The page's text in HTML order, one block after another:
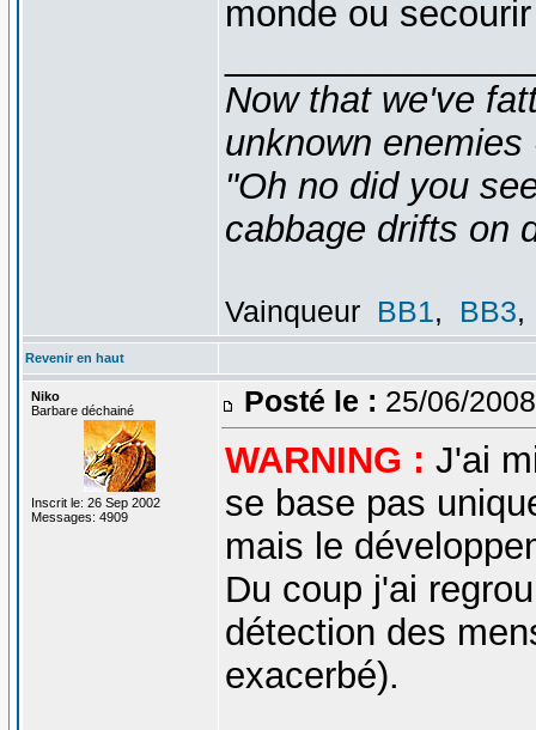
monde ou
Now that we've
unknown
"Oh no did you
cabbage drifts on
Vainqueur BB1, BB3,
Revenir en haut
Niko
Barbare déchainé
Inscrit le: 26 Sep 2002
Messages: 4909
Posté le : 25/06/
WARNING : J'ai
se base pas
mais le
Du coup j'ai
détection des
exacerbé).